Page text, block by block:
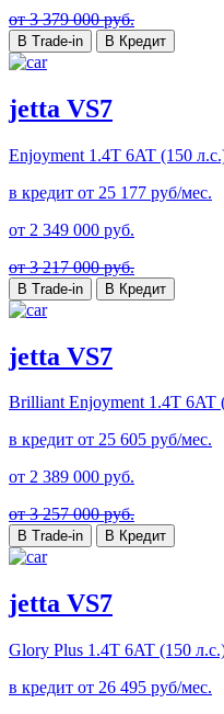
от 3 379 000 руб.
В Trade-in В Кредит
jetta VS7
Enjoyment 1.4T 6AT (150
в кредит от 25 177 руб/мес.
от 2 349 000 руб.
от 3 217 000 руб.
В Trade-in В Кредит
jetta VS7
Brilliant Enjoyment 1.4T 6AT
в кредит от 25 605 руб/мес.
от 2 389 000 руб.
от 3 257 000 руб.
В Trade-in В Кредит
jetta VS7
Glory Plus 1.4T 6AT (150
в кредит от 26 495 руб/мес.